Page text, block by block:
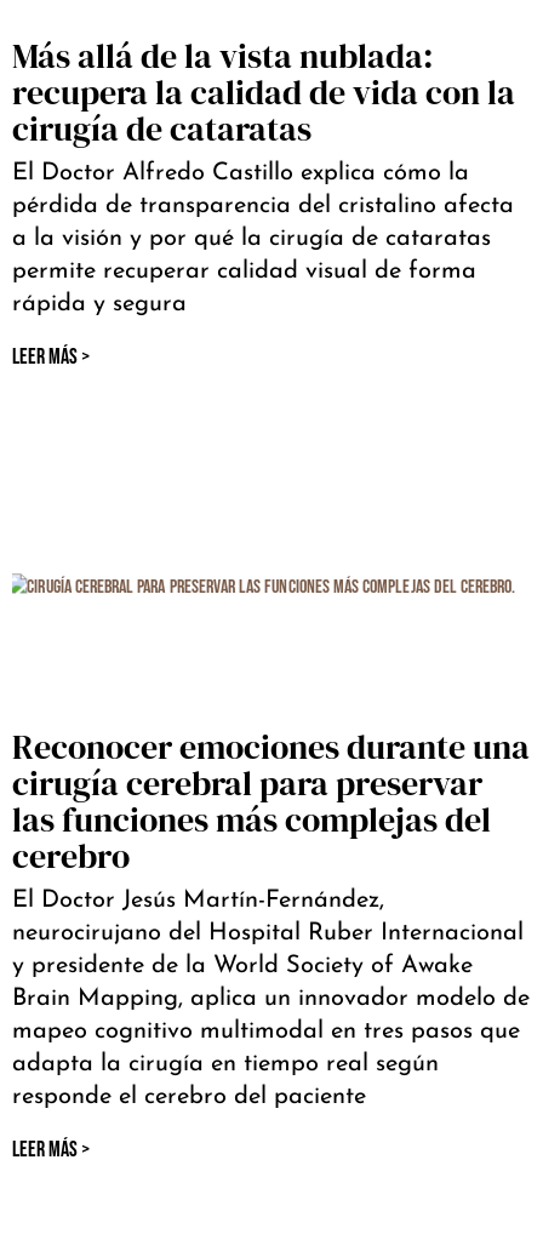
Más allá de la vista nublada:
recupera la calidad de vida con la
cirugía de cataratas
El Doctor Alfredo Castillo explica cómo la
pérdida de transparencia del cristalino afecta
a la visión y por qué la cirugía de cataratas
permite recuperar calidad visual de forma
rápida y segura
LEER MÁS >
Reconocer emociones durante una
cirugía cerebral para preservar
las funciones más complejas del
cerebro
El Doctor Jesús Martín-Fernández,
neurocirujano del Hospital Ruber Internacional
y presidente de la World Society of Awake
Brain Mapping, aplica un innovador modelo de
mapeo cognitivo multimodal en tres pasos que
adapta la cirugía en tiempo real según
responde el cerebro del paciente
LEER MÁS >